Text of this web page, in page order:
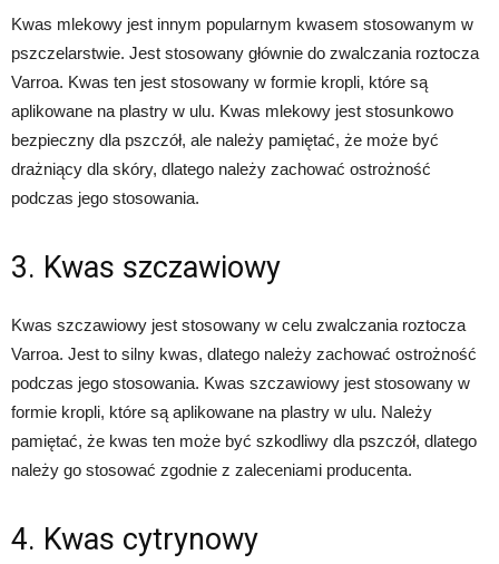
Kwas mlekowy jest innym popularnym kwasem stosowanym w
pszczelarstwie. Jest stosowany głównie do zwalczania roztocza
Varroa. Kwas ten jest stosowany w formie kropli, które są
aplikowane na plastry w ulu. Kwas mlekowy jest stosunkowo
bezpieczny dla pszczół, ale należy pamiętać, że może być
drażniący dla skóry, dlatego należy zachować ostrożność
podczas jego stosowania.
3. Kwas szczawiowy
Kwas szczawiowy jest stosowany w celu zwalczania roztocza
Varroa. Jest to silny kwas, dlatego należy zachować ostrożność
podczas jego stosowania. Kwas szczawiowy jest stosowany w
formie kropli, które są aplikowane na plastry w ulu. Należy
pamiętać, że kwas ten może być szkodliwy dla pszczół, dlatego
należy go stosować zgodnie z zaleceniami producenta.
4. Kwas cytrynowy